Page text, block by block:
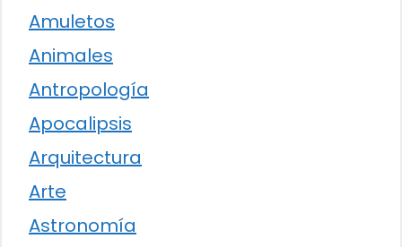
Amuletos
Animales
Antropología
Apocalipsis
Arquitectura
Arte
Astronomía